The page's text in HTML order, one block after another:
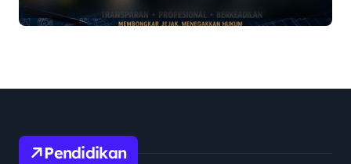
Harus Diusut Lewat
Pendekatan TPPU Secara
Pendidikan